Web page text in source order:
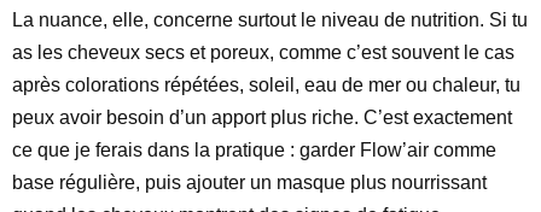
La nuance, elle, concerne surtout le niveau de nutrition. Si tu
as les cheveux secs et poreux, comme c’est souvent le cas
après colorations répétées, soleil, eau de mer ou chaleur, tu
peux avoir besoin d’un apport plus riche. C’est exactement
ce que je ferais dans la pratique : garder Flow’air comme
base régulière, puis ajouter un masque plus nourrissant